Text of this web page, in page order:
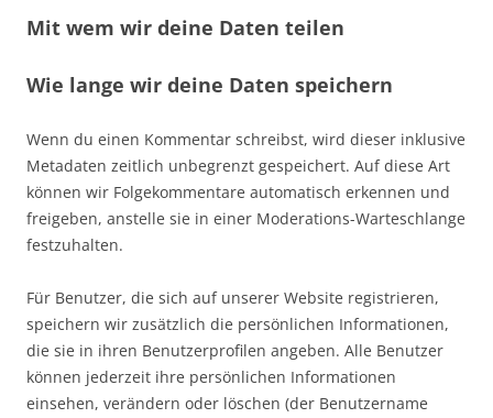
Mit wem wir deine Daten teilen
Wie lange wir deine Daten speichern
Wenn du einen Kommentar schreibst, wird dieser inklusive
Metadaten zeitlich unbegrenzt gespeichert. Auf diese Art
können wir Folgekommentare automatisch erkennen und
freigeben, anstelle sie in einer Moderations-Warteschlange
festzuhalten.
Für Benutzer, die sich auf unserer Website registrieren,
speichern wir zusätzlich die persönlichen Informationen,
die sie in ihren Benutzerprofilen angeben. Alle Benutzer
können jederzeit ihre persönlichen Informationen
einsehen, verändern oder löschen (der Benutzername